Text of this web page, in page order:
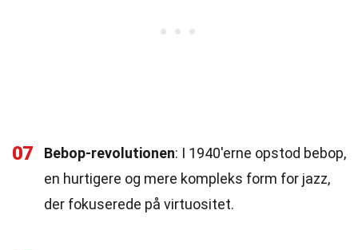
07 Bebop-revolutionen: I 1940'erne opstod bebop,
en hurtigere og mere kompleks form for jazz,
der fokuserede på virtuositet.